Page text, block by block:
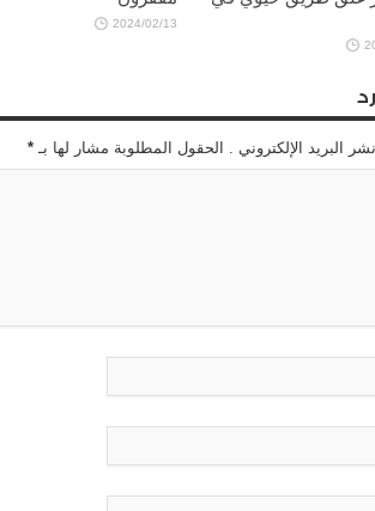
2024/02/13
البريد الإلكتروني . الحقول المطلوبة مشار لها بـ *